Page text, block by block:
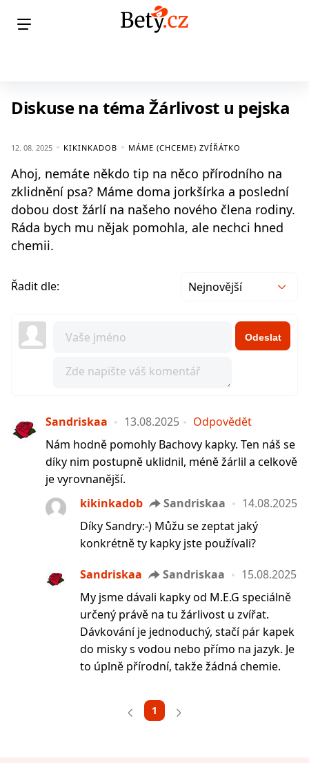
Diskuse na téma Žárlivost u pejska
12. 08. 2025 KIKINKADOB MÁME (CHCEME) ZVÍŘÁTKO
Ahoj, nemáte někdo tip na něco přírodního na
zklidnění psa? Máme doma jorkšírka a poslední
dobou dost žárlí na našeho nového člena rodiny.
Ráda bych mu nějak pomohla, ale nechci hned
chemii.
Řadit dle: Nejnovější
Odeslat
Sandriskaa 13.08.2025
Odpovědět
Nám hodně pomohly Bachovy kapky. Ten náš se
díky nim postupně uklidnil, méně žárlil a celkově
je vyrovnanější.
kikinkadob
Sandriskaa
14.08.2025
Díky Sandry:-) Můžu se zeptat jaký
konkrétně ty kapky jste používali?
Sandriskaa Sandriskaa
15.08.2025
My jsme dávali kapky od M.E.G speciálně
určený právě na tu žárlivost u zvířat.
Dávkování je jednoduchý, stačí pár kapek
do misky s vodou nebo přímo na jazyk. Je
to úplně přírodní, takže žádná chemie.
1